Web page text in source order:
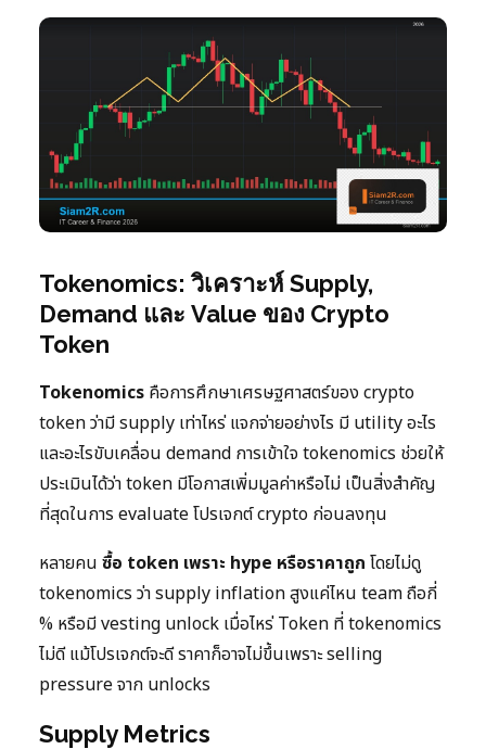
Tokenomics: วิเคราะห์ Supply,
Demand และ Value ของ Crypto
Token
Tokenomics คือการศึกษาเศรษฐศาสตร์ของ crypto
token ว่ามี supply เท่าไหร่ แจกจ่ายอย่างไร มี utility อะไร
และอะไรขับเคลื่อน demand การเข้าใจ tokenomics ช่วยให้
ประเมินได้ว่า token มีโอกาสเพิ่มมูลค่าหรือไม่ เป็นสิ่งสำคัญ
ที่สุดในการ evaluate โปรเจกต์ crypto ก่อนลงทุน
หลายคน ซื้อ token เพราะ hype หรือราคาถูก โดยไม่ดู
tokenomics ว่า supply inflation สูงแค่ไหน team ถือกี่
% หรือมี vesting unlock เมื่อไหร่ Token ที่ tokenomics
ไม่ดี แม้โปรเจกต์จะดี ราคาก็อาจไม่ขึ้นเพราะ selling
pressure จาก unlocks
Supply Metrics